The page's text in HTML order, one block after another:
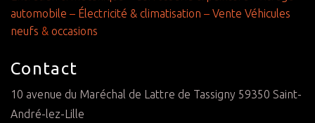
automobile – Électricité & climatisation – Vente Véhicules
neufs & occasions
Contact
10 avenue du Maréchal de Lattre de Tassigny 59350 Saint-
André-lez-Lille